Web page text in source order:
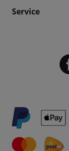
Service